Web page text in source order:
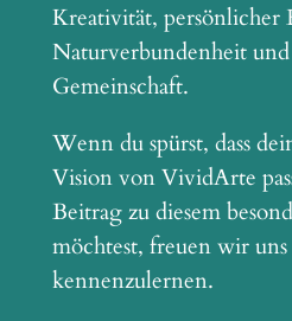
Kreativität,
Naturverbundenheit
Gemeinschaft.
Wenn du spürst, dass
Vision von VividArte
Beitrag zu diesem
möchtest, freuen wir
kennenzulernen.